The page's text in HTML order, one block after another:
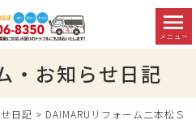
メニュー
・お知らせ日記
日記 > DAIMARUリフォーム二本松Ｓ